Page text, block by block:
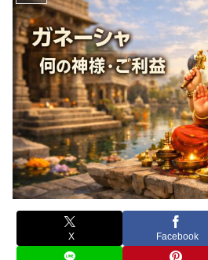
X Facebook